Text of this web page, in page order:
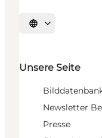
Sprache auswählen
Unsere Seite
Newsletter
Presse